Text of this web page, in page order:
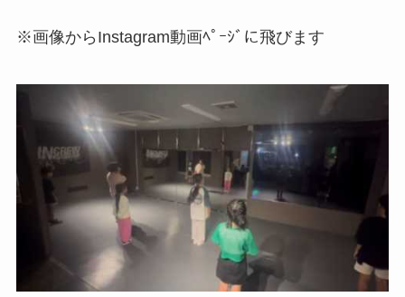
※画像からInstagram動画ﾍﾟｰｼﾞに飛びます